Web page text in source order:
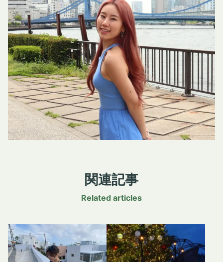
関連記事
Related articles